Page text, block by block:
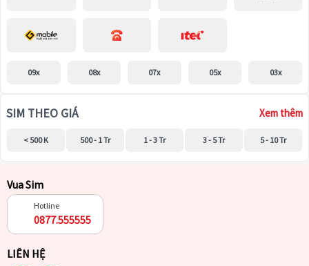
09x 08x 07x 05x 03x
SIM THEO GIÁ Xem thêm
< 500 K 500 - 1 Tr 1 - 3 Tr 3 - 5 Tr 5 - 10 Tr
Vua Sim
Hotline
0877.555555
LIÊN HỆ